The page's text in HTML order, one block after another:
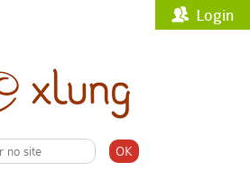
Login